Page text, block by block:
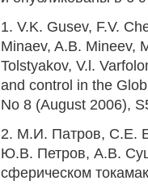
1. V.K. Gusev, F.V.
Minaev, A.B. Mineev,
Tolstyakov, V.l.
and control in the
No 8 (August 2006),
2. М.И. Патров, C.E.
Ю.В. Петров, A.B.
сферическом